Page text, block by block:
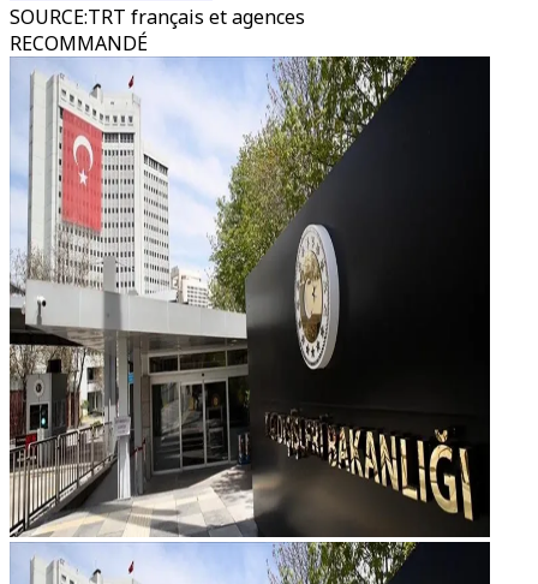
SOURCE:TRT français et agences
RECOMMANDÉ